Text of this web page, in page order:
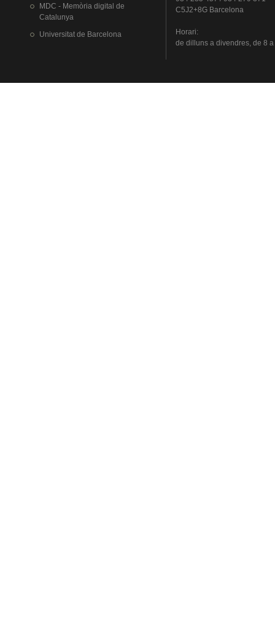
MDC - Memòria digital de
Catalunya
Universitat de Barcelona
C5J2+8G Barcelona
Horari:
de dillunsa divendres, de 8